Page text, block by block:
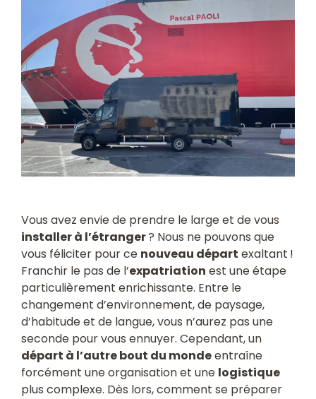
Vous avez envie de prendre le large et de vous
installer à l’étranger? Nous ne pouvons que
vous féliciter pour ce nouveau départ exaltant !
Franchir le pas de l’expatriation est une étape
particulièrement enrichissante. Entre le
changement d’environnement, de paysage,
d’habitude et de langue, vous n’aurez pas une
seconde pour vous ennuyer. Cependant, un
départ à l’autre bout du mondeentraîne
forcément une organisation et une logistique
plus complexe. Dès lors, comment se préparer